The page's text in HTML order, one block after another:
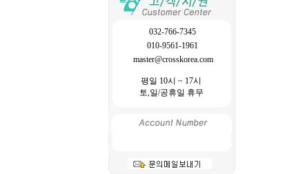
032-766-7345
010-9561-1961
master@crosskorea.com
평일 10시 ~ 17시
토,일/공휴일 휴무